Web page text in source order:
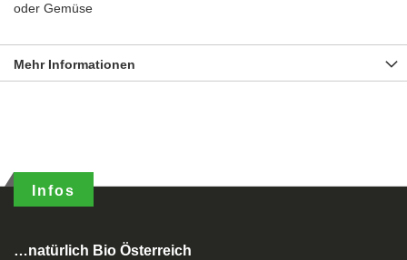
oder Gemüse
Mehr Informationen
Infos
…natürlich Bio Österreich